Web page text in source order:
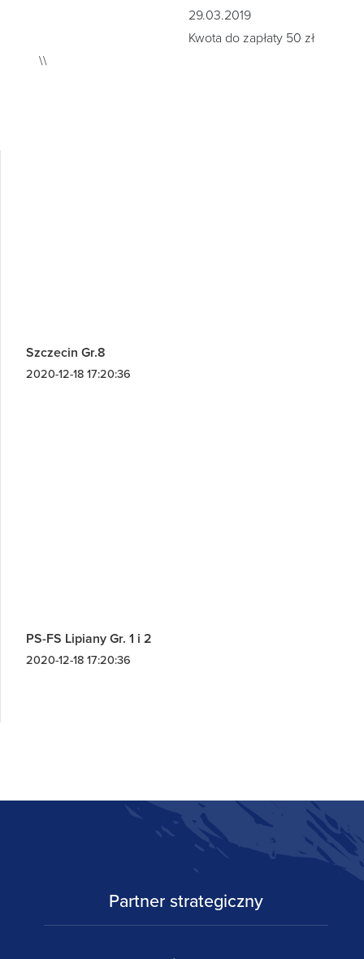
29.03.2019
Kwota do zapłaty 50 zł
\\
Szczecin Gr.8
2020-12-18 17:20:36
PS-FS Lipiany Gr. 1 i 2
2020-12-18 17:20:36
Partner strategiczny